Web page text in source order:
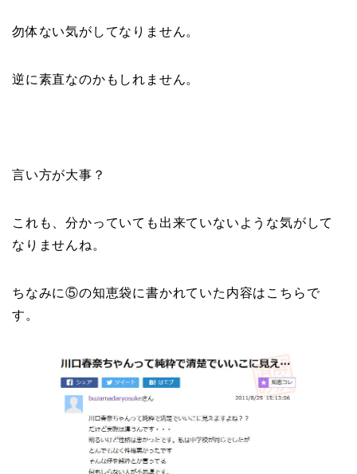
勿体ない気がしてなりません。
逆に素直なのかもしれません。
言い方が大事？
これも、分かっていても出来ていないような気がして
なりませんね。
ちなみに⑤の知恵袋に書かれていた内容はこちらで
す。